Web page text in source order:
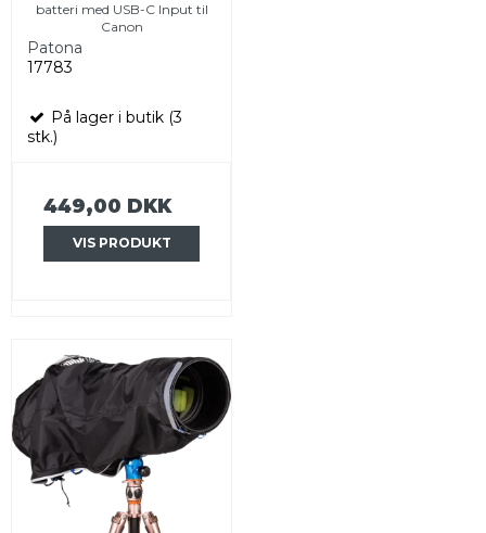
batteri med USB-C Input til
Canon
Patona
17783
På lager i butik (3
stk.)
449,00 DKK
VIS PRODUKT